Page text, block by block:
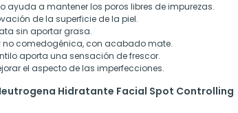
ayuda a mantener los poros libres de impurezas.
de la superficie de la piel.
sin aportar grasa.
no comedogénica, con acabado mate.
aporta una sensación de frescor.
el aspecto de las imperfecciones.
Hidratante Facial Spot Controlling